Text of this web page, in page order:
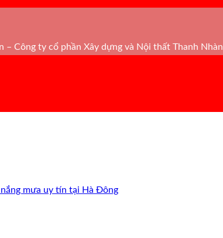
– Công ty cổ phần Xây dựng và Nội thất Thanh Nhàn
nắng mưa uy tín tại Hà Đông